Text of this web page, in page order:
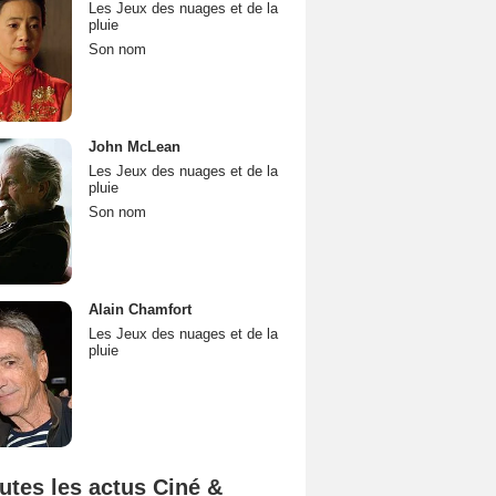
Les Jeux des nuages et de la
pluie
Son nom
John McLean
Les Jeux des nuages et de la
pluie
Son nom
Alain Chamfort
Les Jeux des nuages et de la
pluie
les actus Ciné &